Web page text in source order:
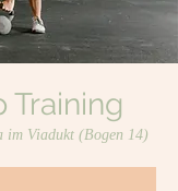
Training
im Viadukt (Bogen 14)